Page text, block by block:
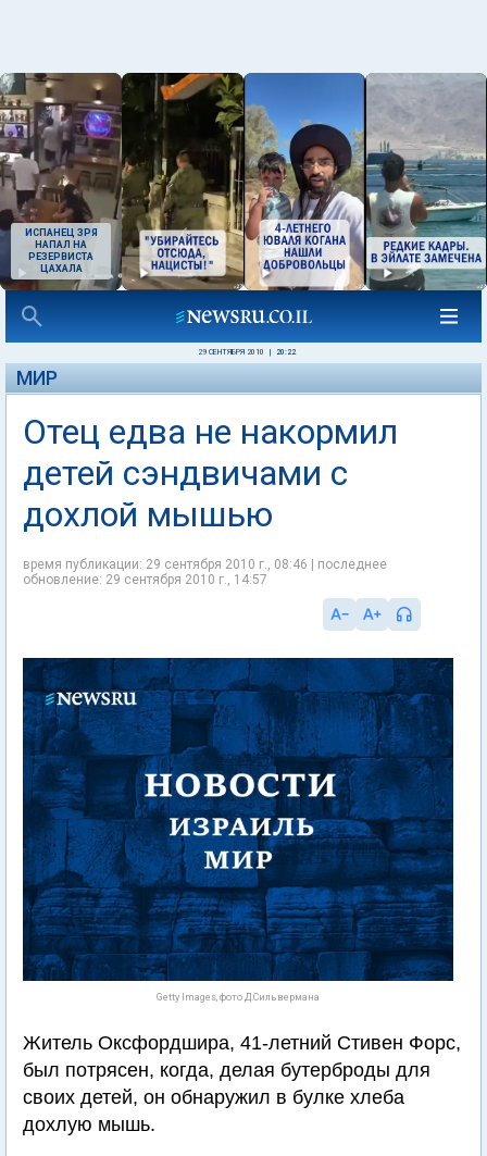
ИСПАНЕЦ ЗРЯ
НАПАЛ НА
РЕЗЕРВИСТА
ЦАХАЛА
29 СЕНТЯБРЯ 2010 20:22
МИР
Отец едва не накормил
детей сэндвичами с
дохлой мышью
время публикации: 29 сентября 2010 г., 08:46 | последнее
обновление: 29 сентября 2010 г., 14:57
Getty Images, фото Д.Сильвермана
Житель Оксфордшира, 41-летний Стивен Форс,
был потрясен, когда, делая бутерброды для
своих детей, он обнаружил в булке хлеба
дохлую мышь.